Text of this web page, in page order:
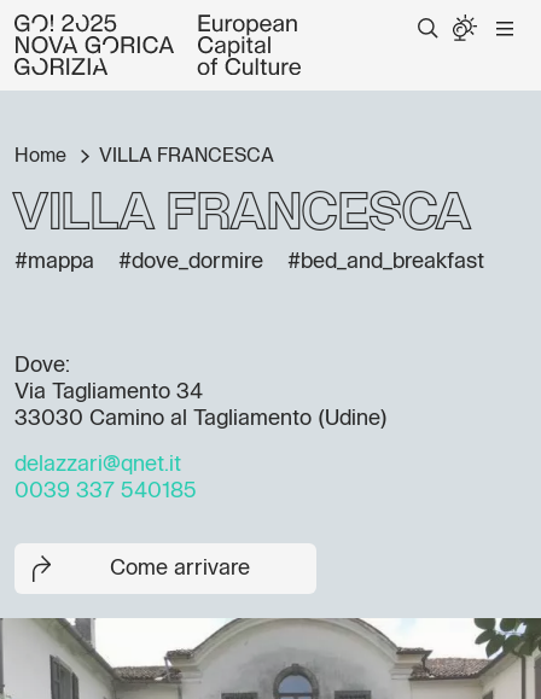
Home VILLA FRANCESCA
VILLA FRANCESCA
#mappa #dove_dormire #bed_and_breakfast
Dove:
Via Tagliamento 34
33030 Camino al Tagliamento (Udine)
delazzari@qnet.it
0039 337 540185
Come arrivare